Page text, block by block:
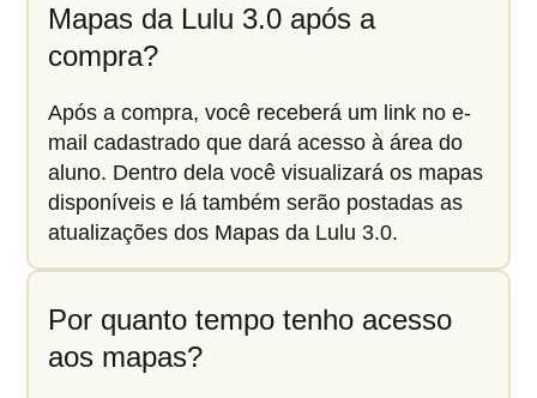
Mapas da Lulu 3.0 após a
compra?
Após a compra, você receberá um link no e-
mail cadastrado que dará acesso à área do
aluno. Dentro dela você visualizará os mapas
disponíveis e lá também serão postadas as
atualizações dos Mapas da Lulu 3.0.
Por quanto tempo tenho acesso
aos mapas?